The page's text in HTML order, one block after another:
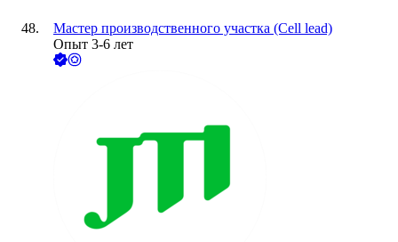
Мастер производственного участка (Cell lead)
Опыт 3-6 лет